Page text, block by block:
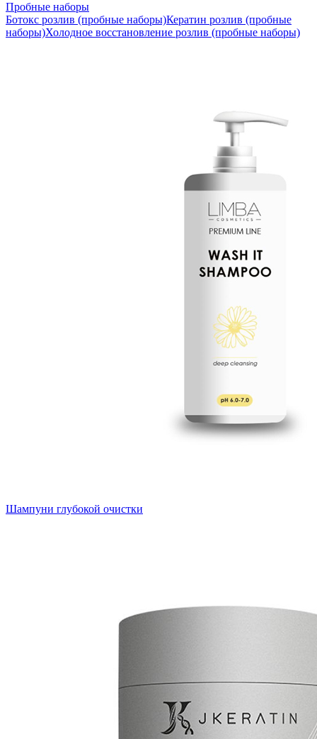
Пробные наборы
Ботокс розлив (пробные наборы)Кератин розлив (пробные
наборы)Холодное восстановление розлив (пробные наборы)
Шампуни глубокой очистки